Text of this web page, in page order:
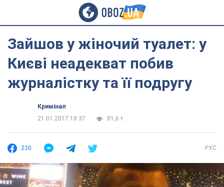
Зайшов у жіночий туалет: у
Києві неадекват побив
журналістку та її подругу
Кримінал
21.01.2017 18:37
81,6 т.
230 РУС